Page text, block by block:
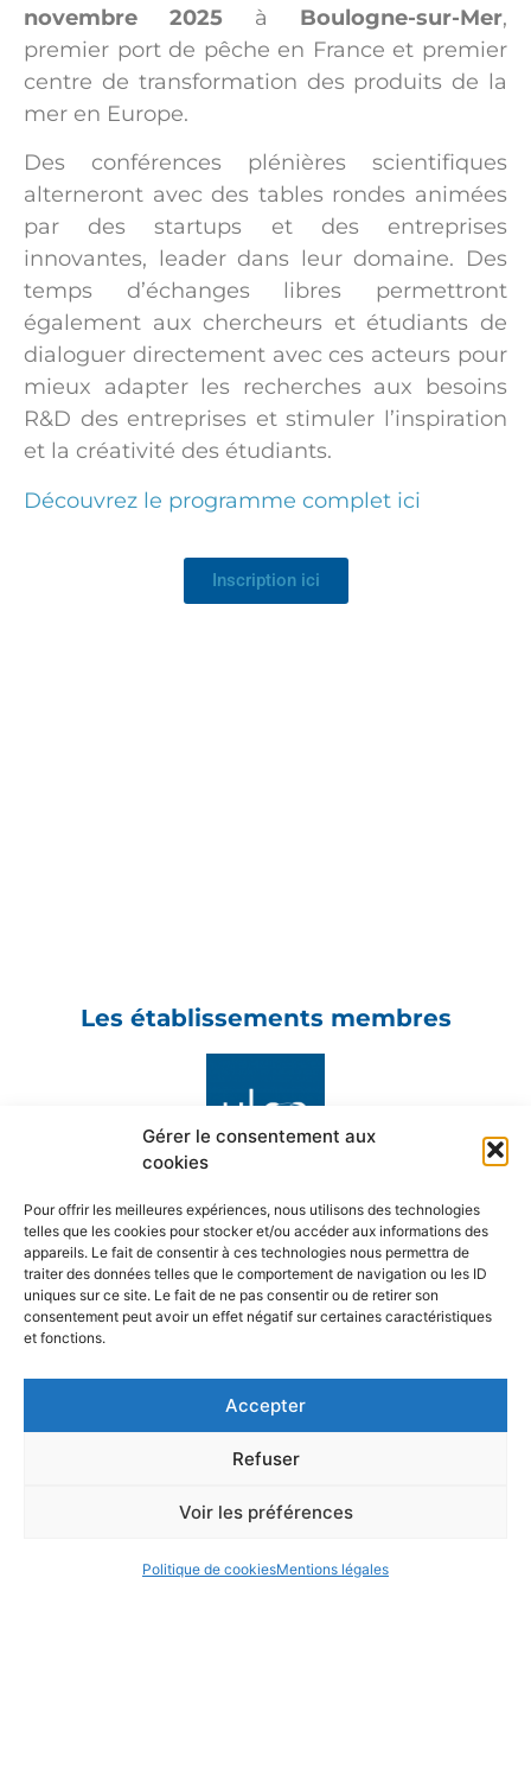
Gérer le consentement aux
cookies
Pour offrir les meilleures expériences, nous utilisons des technologies
telles que les cookies pour stocker et/ou accéder aux informations des
appareils. Le fait de consentir à ces technologies nous permettra de
traiter des données telles que le comportement de navigation ou les ID
uniques sur ce site. Le fait de ne pas consentir ou de retirer son
consentement peut avoir un effet négatif sur certaines caractéristiques
et fonctions.
Accepter
Refuser
Voir les préférences
Politique de cookiesMentions légales
novembre 2025 à Boulogne-sur-Mer,
premier port de pêche en France et premier
centre de transformation des produits de la
mer en Europe.
Des conférences plénières scientifiques
alterneront avec des tables rondes animées
par des startups et des entreprises
innovantes, leader dans leur domaine. Des
temps d’échanges libres permettront
également aux chercheurs et étudiants de
dialoguer directement avec ces acteurs pour
mieux adapter les recherches aux besoins
R&D des entreprises et stimuler l’inspiration
et la créativité des étudiants.
Découvrez le programme complet ici
Inscription ici
Les établissements membres
L’Ecole Universitaire de Recherche IFSEA bénéficie d’une aide
de l’État gérée par l’Agence Nationale de la Recherche au
NextGenerationEU portant la référence « ANR-21-EXES-0011
Contactez-nous\ Suivez-nous sur